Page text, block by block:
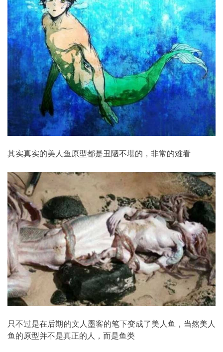
其实真实的美人鱼原型都是丑陋不堪的，非常的难看
只不过是在后期的文人墨客的笔下变成了美人鱼，当然美人
鱼的原型并不是真正的人，而是鱼类